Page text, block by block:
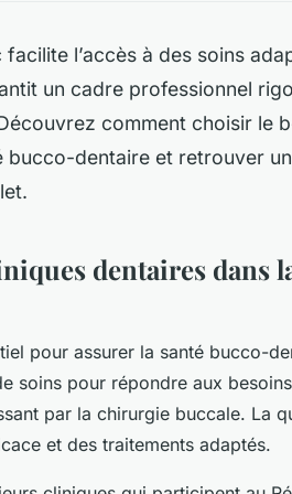
l’accès à des soins
un cadre professionnel
comment choisir le
dentaire et retrouver
dentaires dans
pour assurer la santé bucco-
soins pour répondre aux
par la chirurgie buccale. La
et des traitements adaptés.